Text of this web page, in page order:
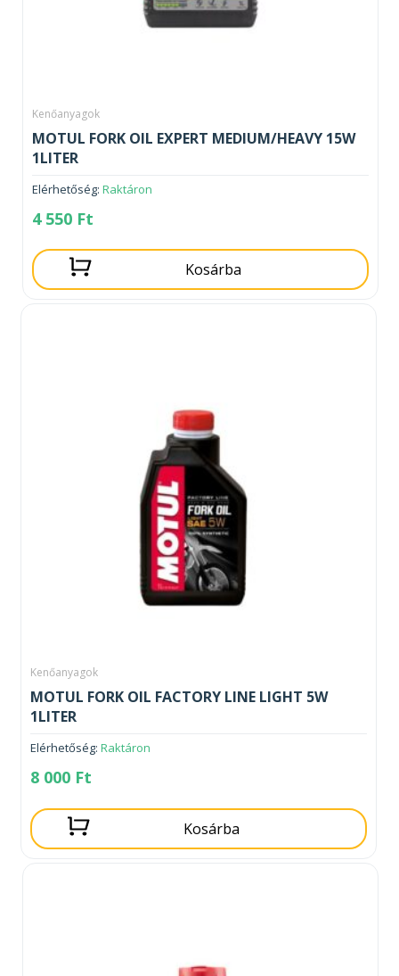
Kenőanyagok
MOTUL FORK OIL EXPERT MEDIUM/HEAVY 15W
1LITER
Elérhetőség: Raktáron
4 550 Ft
Kosárba
Kenőanyagok
MOTUL FORK OIL FACTORY LINE LIGHT 5W
1LITER
Elérhetőség: Raktáron
8 000 Ft
Kosárba